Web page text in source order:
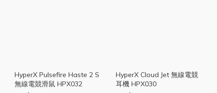
HyperX Pulsefire Haste 2 S
無線電競滑鼠 HPX032
HyperX Cloud Jet 無線電競
耳機 HPX030